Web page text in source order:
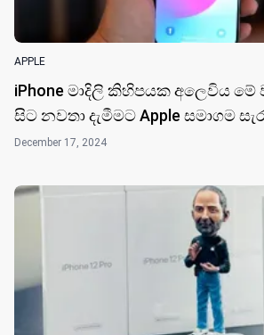
APPLE
iPhone මාදිලි කිහිපයක අලෙවිය මේ
සිට නවතා දැමීමට Apple සමාගම
December 17, 2024